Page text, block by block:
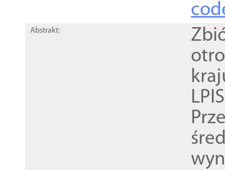
Abstrakt: